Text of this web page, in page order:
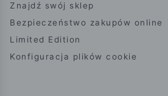
Znajdź swój sklep
Bezpieczeństwo zakupów online
Limited Edition
Konfiguracja plików cookie